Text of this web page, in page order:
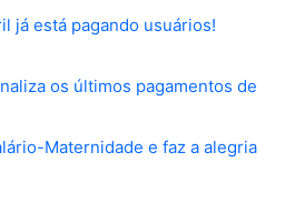
já está pagando usuários!
os últimos pagamentos de
Maternidade e faz a alegria